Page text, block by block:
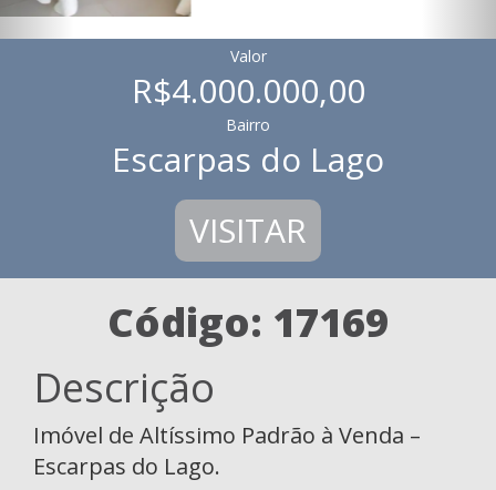
Valor
R$4.000.000,00
Bairro
Escarpas do Lago
VISITAR
Código: 17169
Descrição
Imóvel de Altíssimo Padrão à Venda –
Escarpas do Lago.